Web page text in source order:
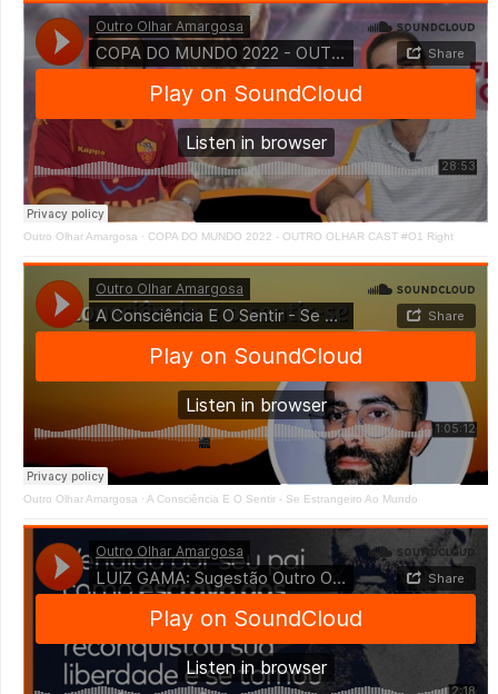
Outro Olhar Amargosa · COPA DO MUNDO 2022 - OUTRO OLHAR CAST #O1 Right
Outro Olhar Amargosa · A Consciência E O Sentir - Se Estrangeiro Ao Mundo